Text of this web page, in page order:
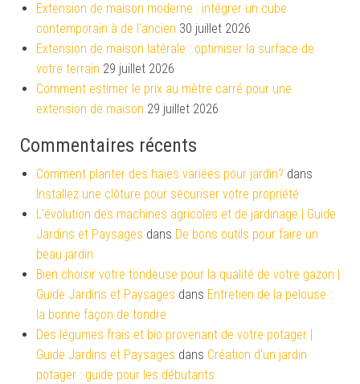
Extension de maison moderne : intégrer un cube
contemporain à de l’ancien 30 juillet 2026
Extension de maison latérale : optimiser la surface de
votre terrain 29 juillet 2026
Comment estimer le prix au mètre carré pour une
extension de maison 29 juillet 2026
Commentaires récents
Comment planter des haies variées pour jardin? dans
Installez une clôture pour sécuriser votre propriété
L'évolution des machines agricoles et de jardinage | Guide
Jardins et Paysages dans De bons outils pour faire un
beau jardin
Bien choisir votre tondeuse pour la qualité de votre gazon |
Guide Jardins et Paysages dans Entretien de la pelouse :
la bonne façon de tondre
Des légumes frais et bio provenant de votre potager |
Guide Jardins et Paysages dans Création d’un jardin
potager : guide pour les débutants